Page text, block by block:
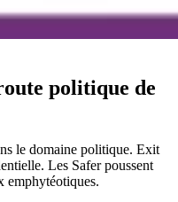
politique de
le domaine politique. Exit
Les Safer poussent
emphytéotiques.